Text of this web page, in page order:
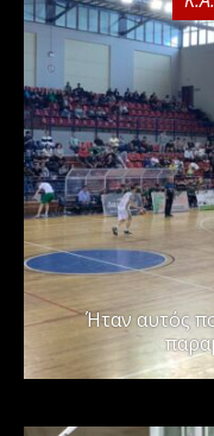
Ήταν αυτός